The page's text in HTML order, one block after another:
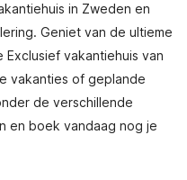
in Zweden en
Geniet van de ultieme
vakantiehuis van
vakanties of geplande
de verschillende
en boek vandaag nog je